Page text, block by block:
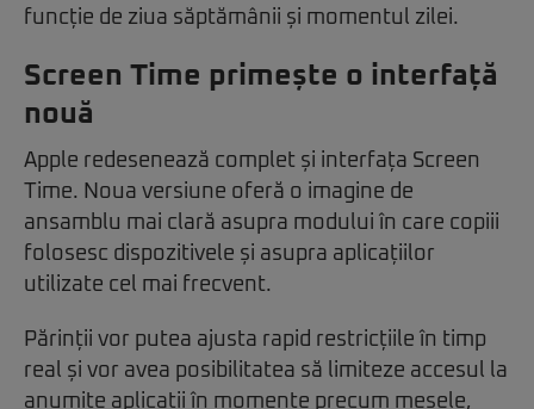
funcție de ziua săptămânii și momentul zilei.
Screen Time primește o interfață
nouă
Apple redesenează complet și interfața Screen
Time. Noua versiune oferă o imagine de
ansamblu mai clară asupra modului în care copiii
folosesc dispozitivele și asupra aplicațiilor
utilizate cel mai frecvent.
Părinții vor putea ajusta rapid restricțiile în timp
real și vor avea posibilitatea să limiteze accesul la
anumite aplicații în momente precum mesele,